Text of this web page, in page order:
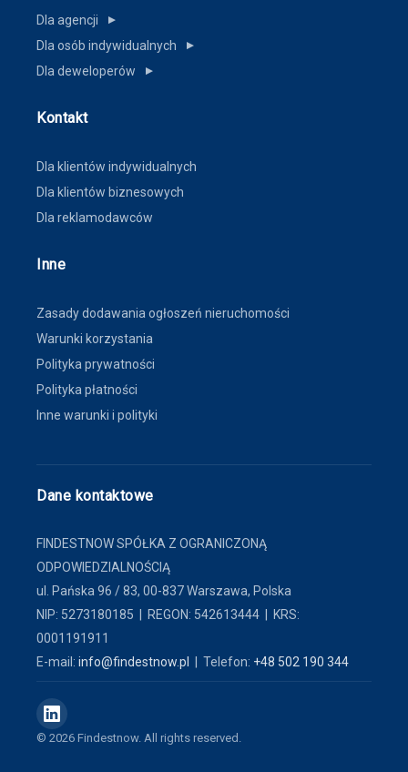
Dla agencji ▼
Dla osób indywidualnych ▼
Dla deweloperów ▼
Kontakt
Dla klientów indywidualnych
Dla klientów biznesowych
Dla reklamodawców
Inne
Zasady dodawania ogłoszeń nieruchomości
Warunki korzystania
Polityka prywatności
Polityka płatności
Inne warunki i polityki
Dane kontaktowe
FINDESTNOW SPÓŁKA Z OGRANICZONĄ
ODPOWIEDZIALNOŚCIĄ
ul. Pańska 96 / 83, 00-837 Warszawa, Polska
NIP: 5273180185 | REGON: 542613444 | KRS:
0001191911
E-mail: info@findestnow.pl | Telefon: +48 502 190 344
© 2026 Findestnow. All rights reserved.